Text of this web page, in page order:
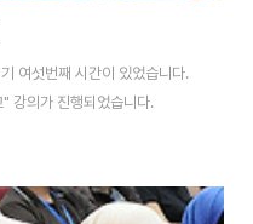
여섯번째 시간이 있었습니다.
강의가 진행되었습니다.